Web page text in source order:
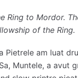
Ring to Mordor.
of the Ring.
Pietrele am luat
Muntele, a avut